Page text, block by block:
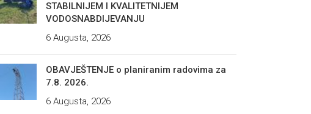
STABILNIJEM I KVALITETNIJEM
VODOSNABDIJEVANJU
6 Augusta, 2026
OBAVJEŠTENJE o planiranim radovima za
7.8. 2026.
6 Augusta, 2026